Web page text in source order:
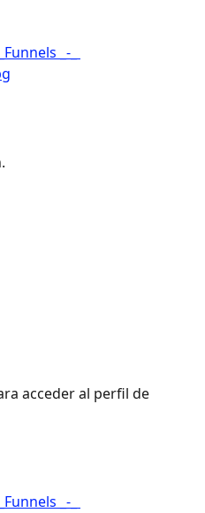
acceder al perfil de